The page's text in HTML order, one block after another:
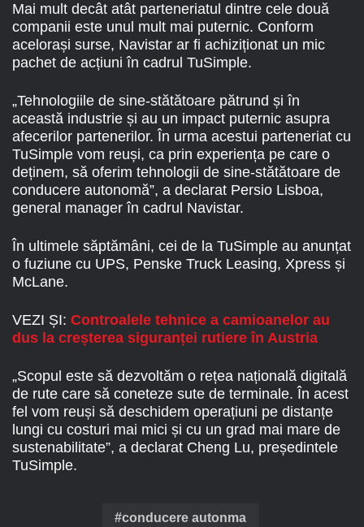
Mai mult decât atât parteneriatul dintre cele două
companii este unul mult mai puternic. Conform
acelorași surse, Navistar ar fi achiziționat un mic
pachet de acțiuni în cadrul TuSimple.
„Tehnologiile de sine-stătătoare pătrund și în
această industrie și au un impact puternic asupra
afecerilor partenerilor. În urma acestui parteneriat cu
TuSimple vom reuși, ca prin experiența pe care o
deținem, să oferim tehnologii de sine-stătătoare de
conducere autonomă”, a declarat Persio Lisboa,
general manager în cadrul Navistar.
În ultimele săptămâni, cei de la TuSimple au anunțat
o fuziune cu UPS, Penske Truck Leasing, Xpress și
McLane.
VEZI ȘI: Controalele tehnice a camioanelor au
dus la creșterea siguranței rutiere în Austria
„Scopul este să dezvoltăm o rețea națională digitală
de rute care să coneteze sute de terminale. În acest
fel vom reuși să deschidem operațiuni pe distanțe
lungi cu costuri mai mici și cu un grad mai mare de
sustenabilitate”, a declarat Cheng Lu, președintele
TuSimple.
conducere autonma